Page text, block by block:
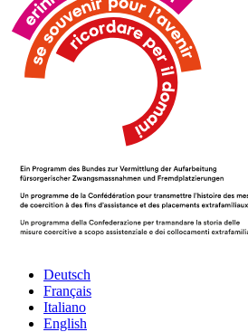
Deutsch
Français
Italiano
English